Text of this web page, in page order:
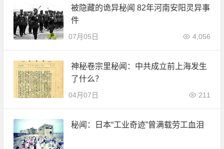
被隐藏的诡异秘闻 82年河南安阳灵异事
件
07月05日 4,056
神秘卷宗里秘闻：中共成立前上海发生
了什么？
04月07日 211
秘闻：日本“工业奇迹”曾满载劳工血泪